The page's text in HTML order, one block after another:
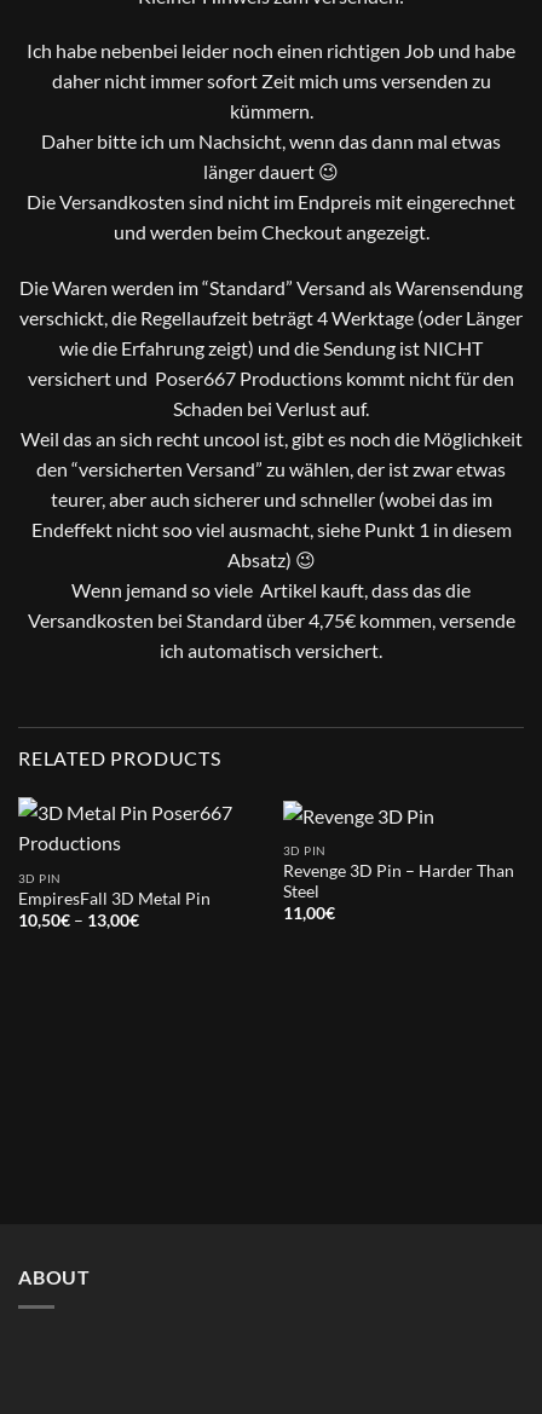
Ich habe nebenbei leider noch einen richtigen Job und habe
daher nicht immer sofort Zeit mich ums versenden zu
kümmern.
Daher bitte ich um Nachsicht, wenn das dann mal etwas
länger dauert 😉
Die Versandkosten sind nicht im Endpreis mit eingerechnet
und werden beim Checkout angezeigt.
Die Waren werden im “Standard” Versand als Warensendung
verschickt, die Regellaufzeit beträgt 4 Werktage (oder Länger
wie die Erfahrung zeigt) und die Sendung ist NICHT
versichert und Poser667 Productions kommt nicht für den
Schaden bei Verlust auf.
Weil das an sich recht uncool ist, gibt es noch die Möglichkeit
den “versicherten Versand” zu wählen, der ist zwar etwas
teurer, aber auch sicherer und schneller (wobei das im
Endeffekt nicht soo viel ausmacht, siehe Punkt 1 in diesem
Absatz) 😉
Wenn jemand so viele Artikel kauft, dass das die
Versandkosten bei Standard über 4,75€ kommen, versende
ich automatisch versichert.
RELATED PRODUCTS
3D PIN
EmpiresFall 3D Metal Pin
10,50€ – 13,00€Price
3D PIN
Revenge 3D Pin – Harder Than
Steel
11,00€
ABOUT